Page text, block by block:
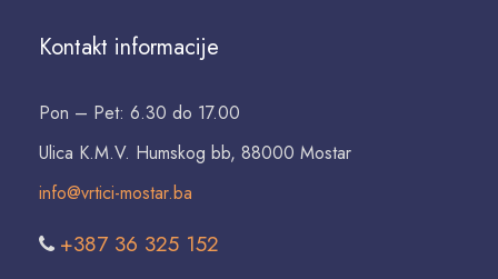
Kontakt informacije
Pon – Pet: 6.30 do 17.00
Ulica K.M.V. Humskog bb, 88000 Mostar
info@vrtici-mostar.ba
+387 36 325 152